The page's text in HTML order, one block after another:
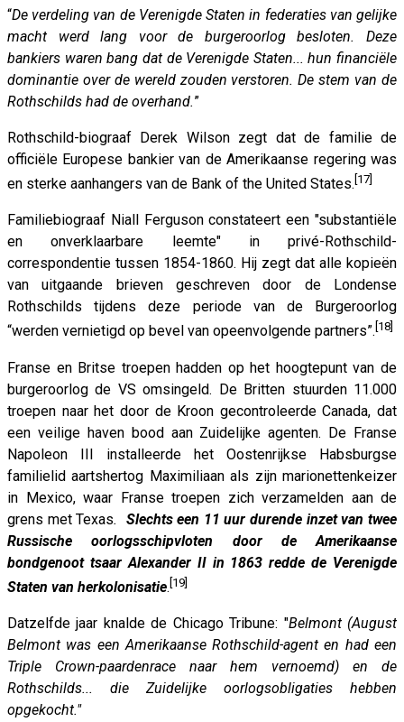
“De verdeling van de Verenigde Staten in federaties van gelijke
macht werd lang voor de burgeroorlog besloten. Deze
bankiers waren bang dat de Verenigde Staten... hun financiële
dominantie over de wereld zouden verstoren. De stem van de
Rothschilds had de overhand.”
Rothschild-biograaf Derek Wilson zegt dat de familie de
officiële Europese bankier van de Amerikaanse regering was
en sterke aanhangers van de Bank of the United States. [17]
Familiebiograaf Niall Ferguson constateert een "substantiële
en onverklaarbare leemte" in privé-Rothschild-
correspondentie tussen 1854-1860. Hij zegt dat alle kopieën
van uitgaande brieven geschreven door de Londense
Rothschilds tijdens deze periode van de Burgeroorlog
“werden vernietigd op bevel van opeenvolgende partners”. [18]
Franse en Britse troepen hadden op het hoogtepunt van de
burgeroorlog de VS omsingeld. De Britten stuurden 11.000
troepen naar het door de Kroon gecontroleerde Canada, dat
een veilige haven bood aan Zuidelijke agenten. De Franse
Napoleon III installeerde het Oostenrijkse Habsburgse
familielid aartshertog Maximiliaan als zijn marionettenkeizer
in Mexico, waar Franse troepen zich verzamelden aan de
grens met Texas. Slechts een 11 uur durende inzet van twee
Russische oorlogsschipvloten door de Amerikaanse
bondgenoot tsaar Alexander II in 1863 redde de Verenigde
Staten van herkolonisatie. [19]
Datzelfde jaar knalde de Chicago Tribune: "Belmont (August
Belmont was een Amerikaanse Rothschild-agent en had een
Triple Crown-paardenrace naar hem vernoemd) en de
Rothschilds... die Zuidelijke oorlogsobligaties hebben
opgekocht."